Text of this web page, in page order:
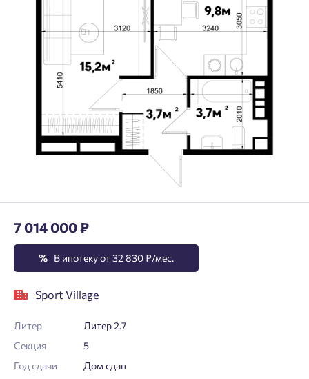
7 014 000 ₽
% В ипотеку от 32 830 ₽/мес.
Sport Village
Литер
Литер 2.7
Секция
5
Год сдачи
Дом сдан